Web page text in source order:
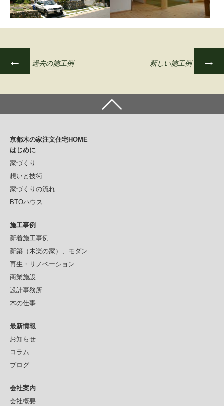
投
ビ
ゲ
ー
シ
ョ
ン
← 過去の施工例 新しい施工例 →
京都木の家注文住宅HOME
はじめに
家づくり
想いと技術
家づくりの流れ
BTOハウス
施工事例
新着施工事例
新築（木楽の家）、モダン
再生・リノベーション
商業施設
設計事務所
木の仕事
最新情報
お知らせ
コラム
ブログ
会社案内
会社概要